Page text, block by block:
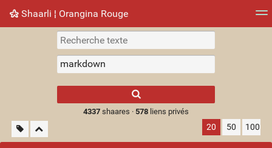
Shaarli ¦ Orangina Rouge
Nuage de tags Mur d'images
results.
4337shaares · 578liens privés
20 50 100